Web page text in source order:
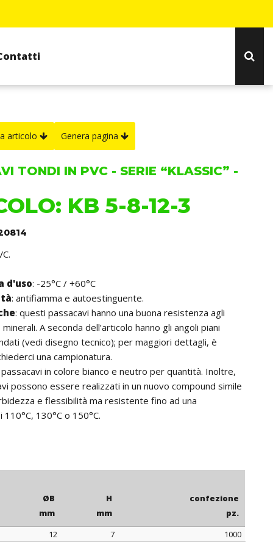
articolo Genera pagina
TONDI IN PVC - SERIE “KLASSIC” -
KB 5-8-12-3
d'uso: -25°C / +60°C
: antifiamma e autoestinguente.
: questi passacavi hanno una buona resistenza agli
A seconda dell’articolo hanno gli angoli piani
(vedi disegno tecnico); per maggiori dettagli, è
una campionatura.
passacavi in colore bianco e neutro per quantità. Inoltre,
possono essere realizzati in un nuovo compound simile
e flessibilità ma resistente fino ad una
130°C o 150°C.
ØB
mm
H
mm
confezione
pz.
12 7
1000